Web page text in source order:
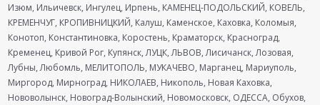
Изюм, Ильичевск, Ингулец, Ирпень, КАМЕНЕЦ-ПОДОЛЬСКИЙ, КОВЕЛЬ,
КРЕМЕНЧУГ, КРОПИВНИЦКИЙ, Калуш, Каменское, Каховка, Коломыя,
Конотоп, Константиновка, Коростень, Краматорск, Красноград,
Кременец, Кривой Рог, Купянск, ЛУЦК, ЛЬВОВ, Лисичанск, Лозовая,
Лубны, Любомль, МЕЛИТОПОЛЬ, МУКАЧЕВО, Марганец, Мариуполь,
Миргород, Мирноград, НИКОЛАЕВ, Никополь, Новая Каховка,
Нововолынск, Новоград-Волынский, Новомосковск, ОДЕССА, Обухов,